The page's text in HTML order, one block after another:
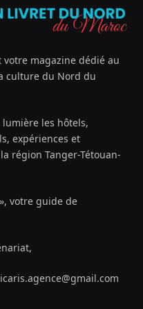
magazine dédié au
culture du Nord du
lumière les hôtels,
expériences et
région Tanger-Tétouan-
votre guide de